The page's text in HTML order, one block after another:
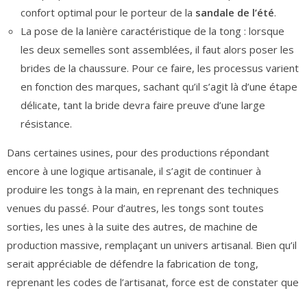
confort optimal pour le porteur de la sandale de l’été.
La pose de la lanière caractéristique de la tong : lorsque
les deux semelles sont assemblées, il faut alors poser les
brides de la chaussure. Pour ce faire, les processus varient
en fonction des marques, sachant qu’il s’agit là d’une étape
délicate, tant la bride devra faire preuve d’une large
résistance.
Dans certaines usines, pour des productions répondant
encore à une logique artisanale, il s’agit de continuer à
produire les tongs à la main, en reprenant des techniques
venues du passé. Pour d’autres, les tongs sont toutes
sorties, les unes à la suite des autres, de machine de
production massive, remplaçant un univers artisanal. Bien qu’il
serait appréciable de défendre la fabrication de tong,
reprenant les codes de l’artisanat, force est de constater que